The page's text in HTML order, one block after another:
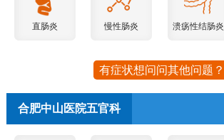
直肠炎 慢性肠炎 溃疡性结肠炎
有症状想问问其他问题？
合肥中山医院五官科